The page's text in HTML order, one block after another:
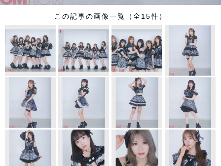
この記事の画像一覧（全15件）